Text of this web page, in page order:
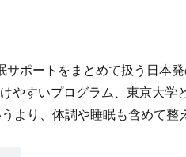
ポートをまとめて扱う日本
やすいプログラム、東京大学
より、体調や睡眠も含めて整